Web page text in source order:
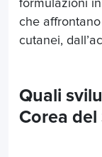
formulazioni
che
cutanei,
Quali
Corea del